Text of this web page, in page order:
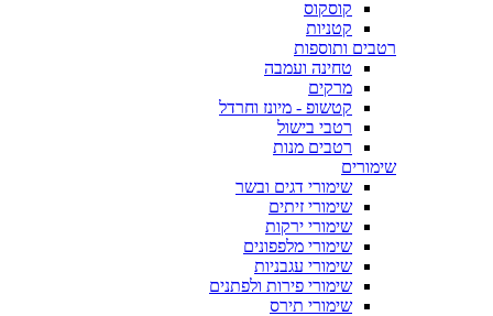
קוסקוס
קטניות
רטבים ותוספות
טחינה ועמבה
מרקים
קטשופ - מיונז וחרדל
רטבי בישול
רטבים מנות
שימורים
שימורי דגים ובשר
שימורי זיתים
שימורי ירקות
שימורי מלפפונים
שימורי עגבניות
שימורי פירות ולפתנים
שימורי תירס